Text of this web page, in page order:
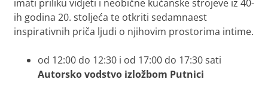
imati priliku vidjeti i neobične kućanske strojeve iz 40-
ih godina 20. stoljeća te otkriti sedamnaest
inspirativnih priča ljudi o njihovim prostorima intime.
od 12:00 do 12:30 i od 17:00 do 17:30 sati
Autorsko vodstvo izložbom Putnici